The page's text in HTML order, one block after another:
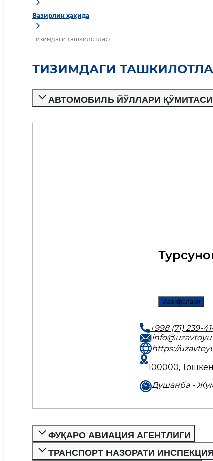
Вазирлик ҳақида
Тизимдаги ташкилотлар
ТИЗИМДАГИ
АВТОМОБИЛЬ ЙЎЛЛАРИ ҚЎМИТАСИ
Вазифалари
+998 (71) 239-
https://
100000,
Душанба -
ФУҚАРО АВИАЦИЯ АГЕНТЛИГИ
ТРАНСПОРТ НАЗОРАТИ